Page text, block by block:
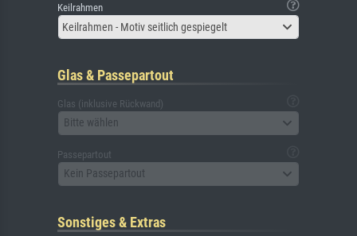
Keilrahmen
Keilrahmen - Motiv seitlich gespiegelt
Glas & Passepartout
Glas (inklusive Rückwand)
Bitte wählen
Passepartout
Kein Passepartout
Sonstiges & Extras